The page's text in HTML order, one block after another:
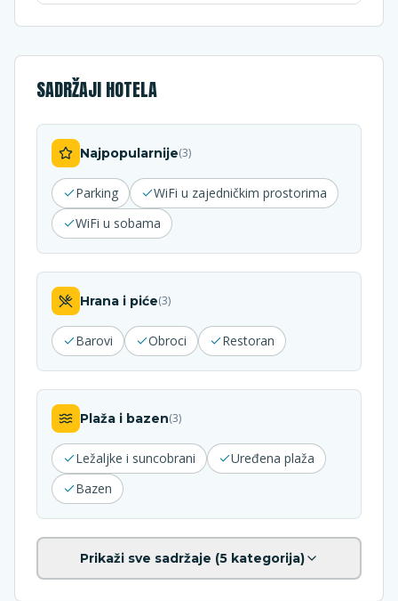
SADRŽAJI HOTELA
Najpopularnije(3)
Parking
WiFi u zajedničkim prostorima
WiFi u sobama
Hrana i piće(3)
Barovi Obroci Restoran
Plaža i bazen(3)
Ležaljke i suncobrani
Uređena plaža
Bazen
Prikaži sve sadržaje (5kategorija)